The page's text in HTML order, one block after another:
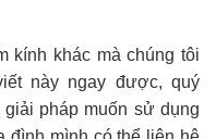
kính khác mà chúng tôi
này ngay được, quý
pháp muốn sử dụng